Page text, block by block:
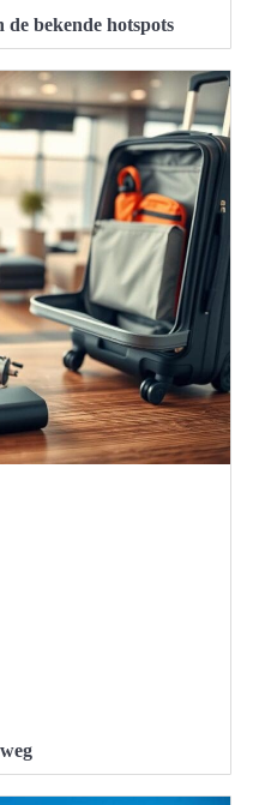
bekende hotspots